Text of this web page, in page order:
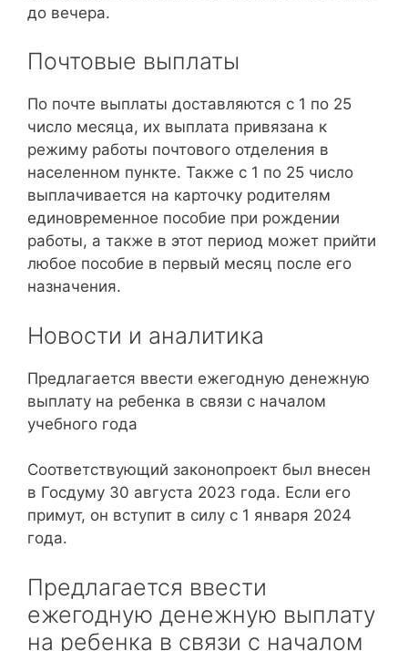
до вечера.
Почтовые выплаты
По почте выплаты доставляются с 1 по 25
число месяца, их выплата привязана к
режиму работы почтового отделения в
населенном пункте. Также с 1 по 25 число
выплачивается на карточку родителям
единовременное пособие при рождении
работы, а также в этот период может прийти
любое пособие в первый месяц после его
назначения.
Новости и аналитика
Предлагается ввести ежегодную денежную
выплату на ребенка в связи с началом
учебного года
Соответствующий законопроект был внесен
в Госдуму 30 августа 2023 года. Если его
примут, он вступит в силу с 1 января 2024
года.
Предлагается ввести
ежегодную денежную выплату
на ребенка в связи с началом